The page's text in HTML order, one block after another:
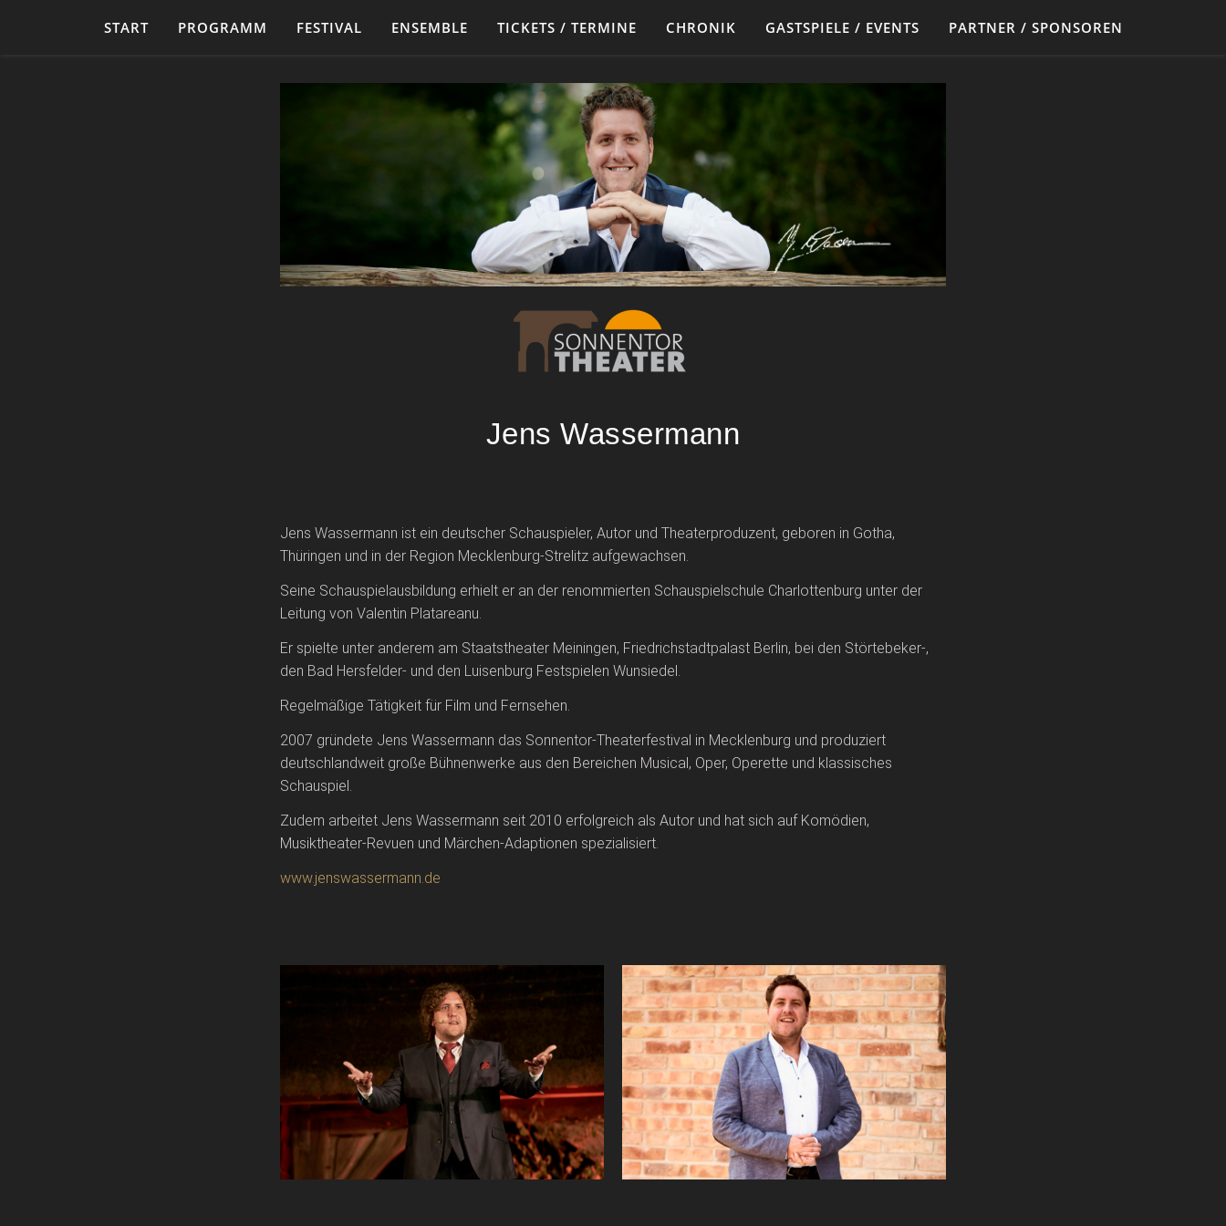
START PROGRAMM FESTIVAL ENSEMBLE TICKETS / TERMINE CHRONIK GASTSPIELE / EVENTS PARTNER / SPONSOREN
Jens Wassermann
Jens Wassermann ist ein deutscher Schauspieler, Autor und Theaterproduzent, geboren in Gotha,
Thüringen und in der Region Mecklenburg-Strelitz aufgewachsen.
Seine Schauspielausbildung erhielt er an der renommierten Schauspielschule Charlottenburg unter der
Leitung von Valentin Platareanu.
Er spielte unter anderem am Staatstheater Meiningen, Friedrichstadtpalast Berlin, bei den Störtebeker-,
den Bad Hersfelder- und den Luisenburg Festspielen Wunsiedel.
Regelmäßige Tätigkeit für Film und Fernsehen.
2007 gründete Jens Wassermann das Sonnentor-Theaterfestival in Mecklenburg und produziert
deutschlandweit große Bühnenwerke aus den Bereichen Musical, Oper, Operette und klassisches
Schauspiel.
Zudem arbeitet Jens Wassermann seit 2010 erfolgreich als Autor und hat sich auf Komödien,
Musiktheater-Revuen und Märchen-Adaptionen spezialisiert.
www.jenswassermann.de